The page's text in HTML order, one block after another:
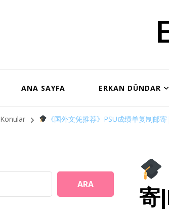
ANA SAYFA ERKAN DÜNDAR
Konular 《国外文凭推荐》PSU成绩单复制邮
寄
ARA